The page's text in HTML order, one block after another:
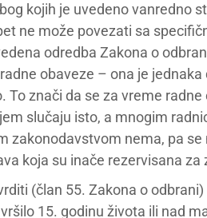
kojih je uvedeno vanredno
ne može povezati sa
odredba Zakona o
obaveze – ona je
To znači da se za vreme
slučaju isto, a mnogim
zakonodavstvom nema, pa
koja su inače rezervisana za
(član 55. Zakona o
15. godinu života ili nad